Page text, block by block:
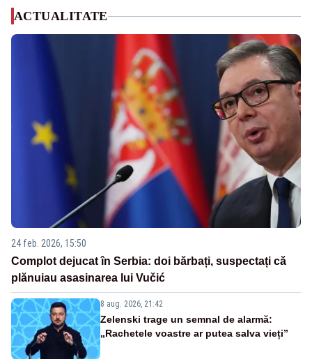
ACTUALITATE
24 feb. 2026, 15:50
Complot dejucat în Serbia: doi bărbați, suspectați că
plănuiau asasinarea lui Vučić
8 aug. 2026, 21:42
Zelenski trage un semnal de alarmă:
„Rachetele voastre ar putea salva vieți”